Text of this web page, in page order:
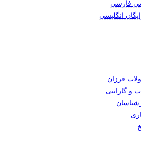
فارسی
انگلیسی
فرزان
و گارانتی